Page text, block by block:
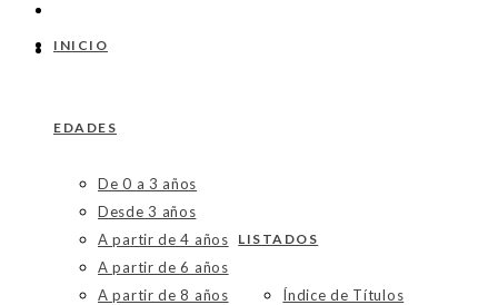
INICIO
EDADES
De 0 a 3 años
Desde 3 años
A partir de 4 años
A partir de 6 años
A partir de 8 años
LISTADOS
Índice de Títulos